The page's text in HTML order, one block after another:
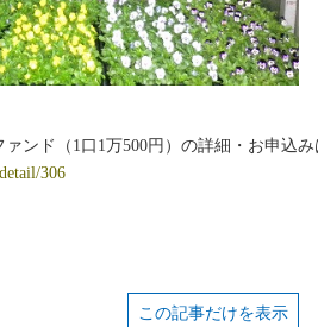
ァンド（1口1万500円）の詳細・お申込
306
この記事だけを表示